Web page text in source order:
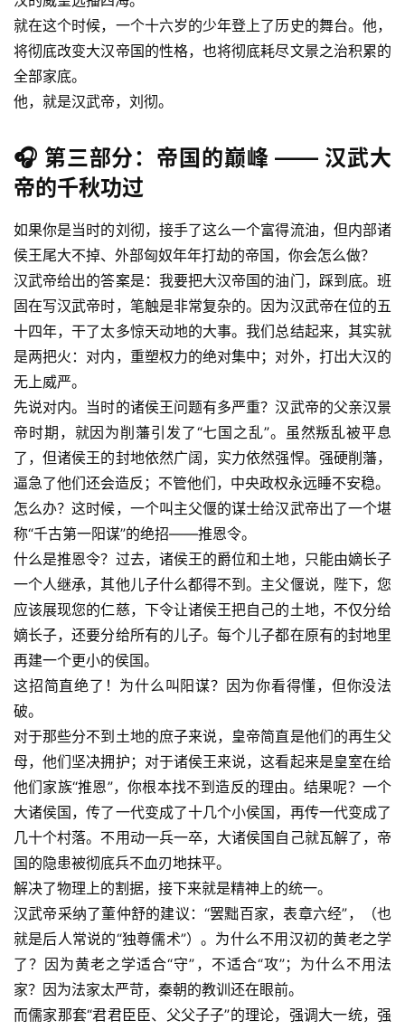
就在这个时候，一个十六岁的少年登上了历史的舞台。他，
将彻底改变大汉帝国的性格，也将彻底耗尽文景之治积累的
全部家底。
他，就是汉武帝，刘彻。
🎧 第三部分：帝国的巅峰 —— 汉武大
帝的千秋功过
如果你是当时的刘彻，接手了这么一个富得流油，但内部诸
侯王尾大不掉、外部匈奴年年打劫的帝国，你会怎么做？
汉武帝给出的答案是：我要把大汉帝国的油门，踩到底。班
固在写汉武帝时，笔触是非常复杂的。因为汉武帝在位的五
十四年，干了太多惊天动地的大事。我们总结起来，其实就
是两把火：对内，重塑权力的绝对集中；对外，打出大汉的
无上威严。
先说对内。当时的诸侯王问题有多严重？汉武帝的父亲汉景
帝时期，就因为削藩引发了“七国之乱”。虽然叛乱被平息
了，但诸侯王的封地依然广阔，实力依然强悍。强硬削藩，
逼急了他们还会造反；不管他们，中央政权永远睡不安稳。
怎么办？这时候，一个叫主父偃的谋士给汉武帝出了一个堪
称“千古第一阳谋”的绝招——推恩令。
什么是推恩令？过去，诸侯王的爵位和土地，只能由嫡长子
一个人继承，其他儿子什么都得不到。主父偃说，陛下，您
应该展现您的仁慈，下令让诸侯王把自己的土地，不仅分给
嫡长子，还要分给所有的儿子。每个儿子都在原有的封地里
再建一个更小的侯国。
这招简直绝了！为什么叫阳谋？因为你看得懂，但你没法
破。
对于那些分不到土地的庶子来说，皇帝简直是他们的再生父
母，他们坚决拥护；对于诸侯王来说，这看起来是皇室在给
他们家族“推恩”，你根本找不到造反的理由。结果呢？一个
大诸侯国，传了一代变成了十几个小侯国，再传一代变成了
几十个村落。不用动一兵一卒，大诸侯国自己就瓦解了，帝
国的隐患被彻底兵不血刃地抹平。
解决了物理上的割据，接下来就是精神上的统一。
汉武帝采纳了董仲舒的建议：“罢黜百家，表章六经”，（也
就是后人常说的“独尊儒术”）。为什么不用汉初的黄老之学
了？因为黄老之学适合“守”，不适合“攻”；为什么不用法
家？因为法家太严苛，秦朝的教训还在眼前。
而儒家那套“君君臣臣、父父子子”的理论，强调大一统，强